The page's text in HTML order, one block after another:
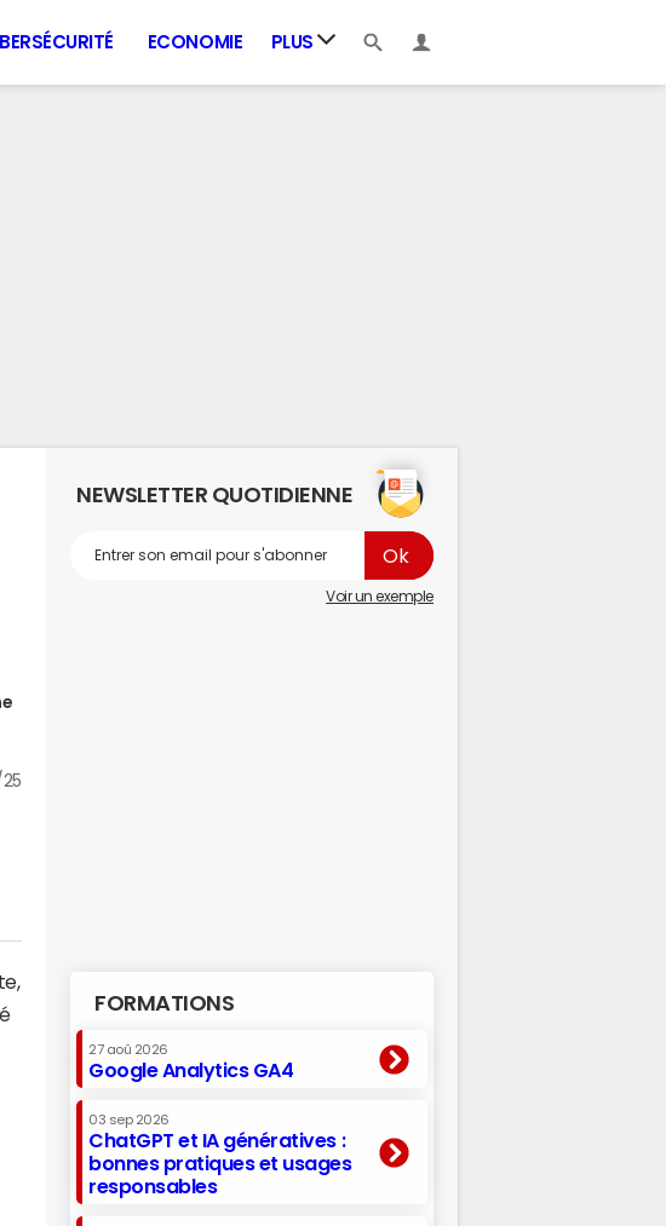
ECONOMIE PLUS
NEWSLETTER QUOTIDIENNE
Voir un exemple
FORMATIONS
27 aoû 2026
Google Analytics GA4
03 sep 2026
ChatGPT et IA génératives :
bonnes pratiques et usages
responsables